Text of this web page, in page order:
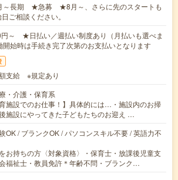
～長期 ★急募 ★8月～、さらに先のスタートも
ご相談ください。
～ ★日払い／週払い制度あり（月払いも選べま
開始時は手続き完了次第のお支払いとなります
支給 ※規定あり
・介護・保育系
育施設でのお仕事！】具体的には…・施設内のお掃
施設にやってきた子どもたちのお迎え …
OK / ブランクOK / パソコンスキル不要 / 英語力不
お持ちの方〈対象資格〉・保育士・放課後児童支
福祉士・教員免許＊年齢不問・ブランク…